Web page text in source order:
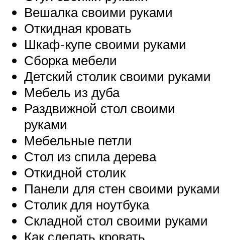
Вешалка своими руками
Откидная кровать
Шкаф-купе своими руками
Сборка мебели
Детский столик своими руками
Мебель из дуба
Раздвижной стол своими
руками
Мебельные петли
Стол из спила дерева
Откидной столик
Панели для стен своими руками
Столик для ноутбука
Складной стол своими руками
Как сделать кровать